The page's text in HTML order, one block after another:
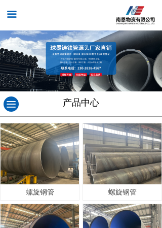
끀
产品中心
끀
螺旋钢管 螺旋钢管